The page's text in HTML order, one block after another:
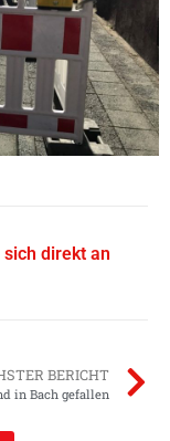
direkt an
BERICHT
in Bach gefallen